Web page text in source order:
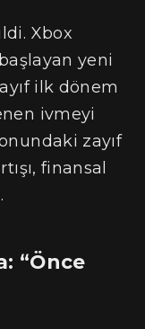
Xbox
yeni
ilk dönem
ivmeyi
zayıf
finansal
“Önce